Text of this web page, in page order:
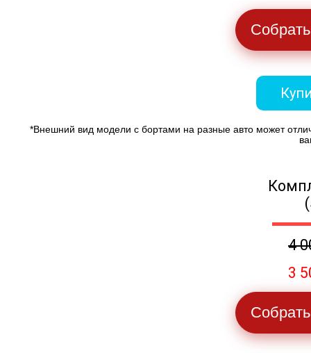
*Внешний вид модели с бортами на разные авто может
4
3